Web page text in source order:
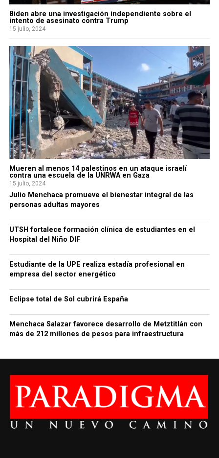
Biden abre una investigación independiente sobre el
intento de asesinato contra Trump
15 julio, 2024
Mueren al menos 14 palestinos en un ataque israelí
contra una escuela de la UNRWA en Gaza
15 julio, 2024
Julio Menchaca promueve el bienestar integral de las
personas adultas mayores
UTSH fortalece formación clínica de estudiantes en el
Hospital del Niño DIF
Estudiante de la UPE realiza estadía profesional en
empresa del sector energético
Eclipse total de Sol cubrirá España
Menchaca Salazar favorece desarrollo de Metztitlán con
más de 212 millones de pesos para infraestructura